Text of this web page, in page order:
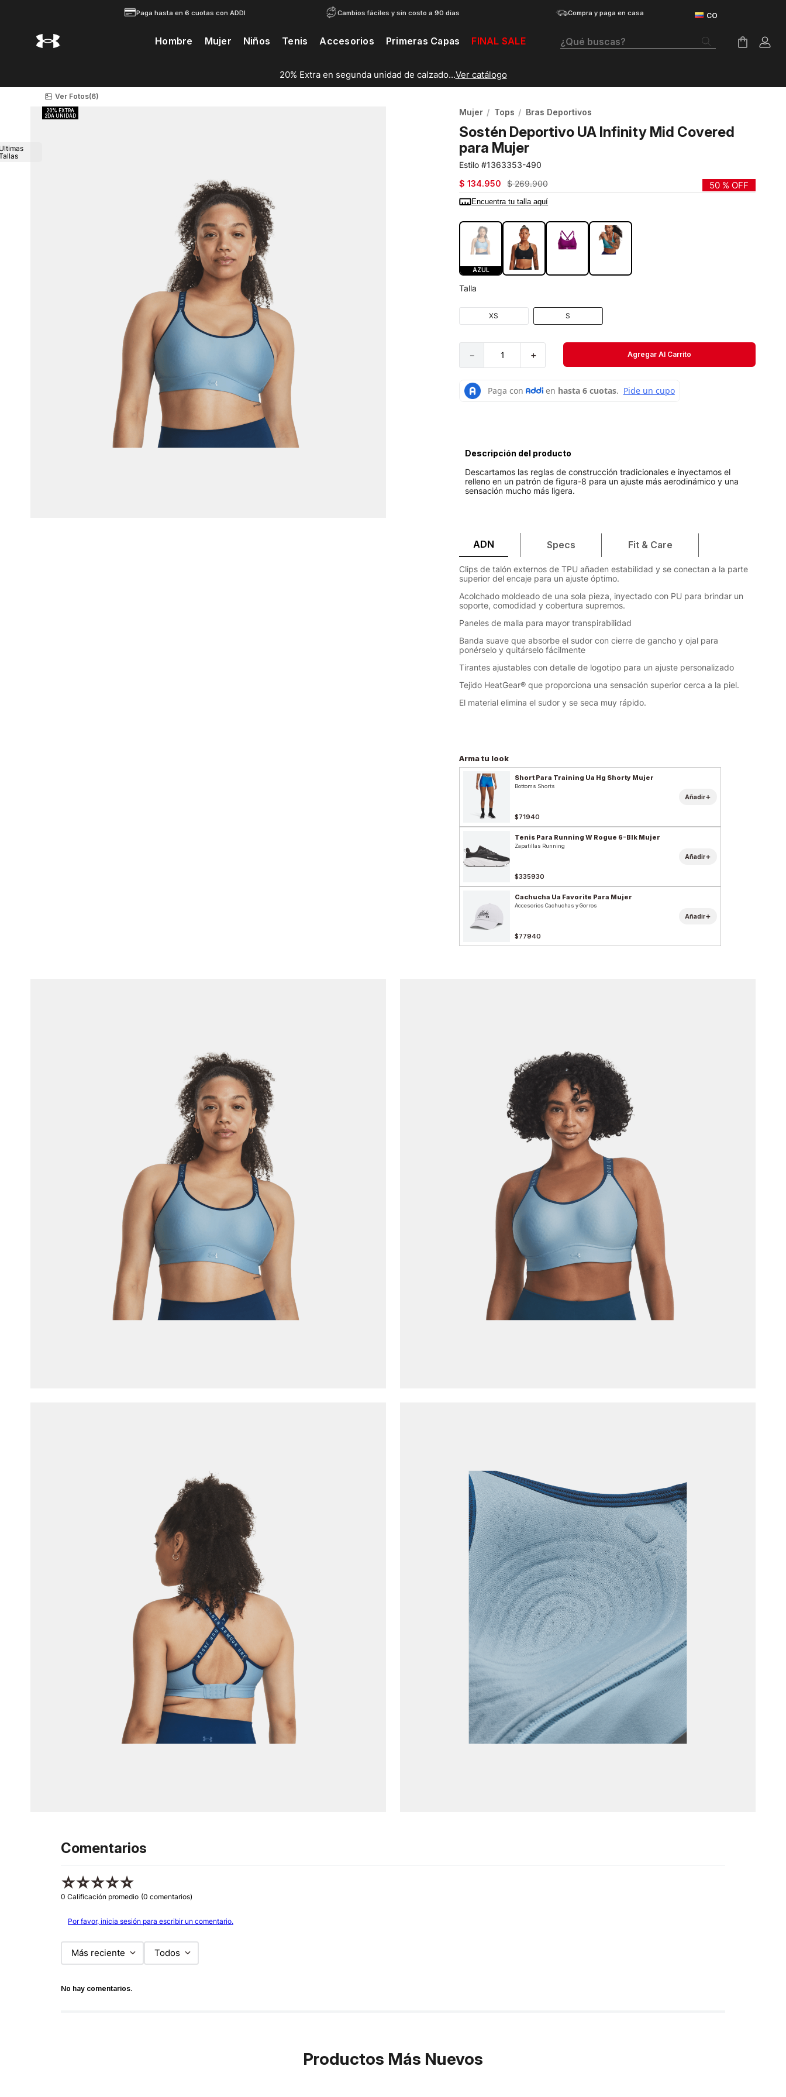
Paga hasta en 6 cuotas con ADDI Cambios fáciles y sin costo a 90 días Compra y paga en casa
Hombre Mujer Niños Tenis Accesorios Primeras Capas FINAL SALE ¿Qué buscas?
20% Extra en segunda unidad de calzado...Ver catálogo
Ver Fotos(6)
Mujer Tops Bras Deportivos
Sostén Deportivo UA Infinity Mid Covered
para Mujer
1363353-490
$ 134.950 $ 269.900 50 % OFF
Encuentra tu talla aquí
AZUL
Talla
XS S
＋
－ Agregar Al Carrito
Descripción del producto
Descartamos las reglas de construcción tradicionales e inyectamos el
relleno en un patrón de figura-8 para un ajuste más aerodinámico y una
sensación mucho más ligera.
ADN Specs Fit & Care
Clips de talón externos de TPU añaden estabilidad y se conectan a la parte
superior del encaje para un ajuste óptimo.
Acolchado moldeado de una sola pieza, inyectado con PU para brindar un
soporte, comodidad y cobertura supremos.
Paneles de malla para mayor transpirabilidad
Banda suave que absorbe el sudor con cierre de gancho y ojal para
ponérselo y quitárselo fácilmente
Tirantes ajustables con detalle de logotipo para un ajuste personalizado
Tejido HeatGear® que proporciona una sensación superior cerca a la piel.
El material elimina el sudor y se seca muy rápido.
Arma tu look
Short Para Training Ua Hg Shorty Mujer
Bottoms Shorts
$71940
Añadir+
Tenis Para Running W Rogue 6-Blk Mujer
Zapatillas Running
$335930
Añadir+
Cachucha Ua Favorite Para Mujer
Accesorios Cachuchas y Gorros
$77940
Añadir+
Comentarios
☆☆☆☆☆
0 Calificación promedio (0 comentarios)
Por favor, inicia sesión para escribir un comentario.
Más reciente Todos
No hay comentarios.
Productos Más Nuevos
Botas
Tenis Mujer
Velociti Distance
Basketball
Velociti